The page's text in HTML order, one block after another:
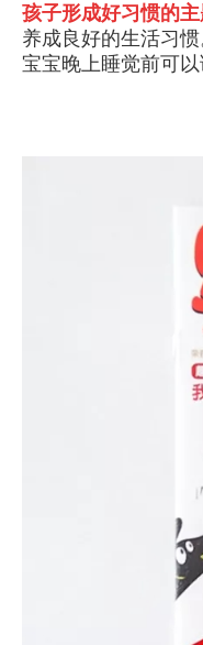
孩子形成好习惯的
养成良好的生活习
宝宝晚上睡觉前可